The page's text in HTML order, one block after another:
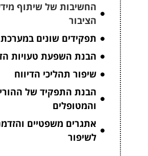
החשיבות של שיתוף
הציבור
תפקידים שונים
הבנת השפעת טעויות
שיפור תהליכי הדיווח
הבנת התפקיד של
והמטופלים
אתגרים משפטיים
לשיפור